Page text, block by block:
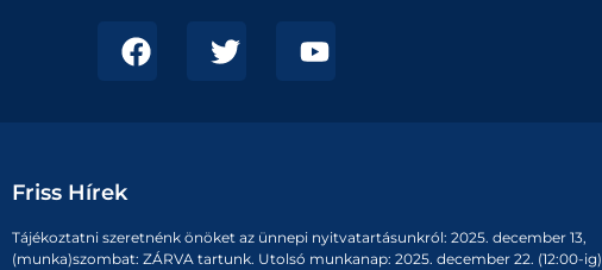
Friss Hírek
Tájékoztatni szeretnénk önöket az ünnepi nyitvatartásunkról: 2025. december 13,
(munka)szombat: ZÁRVA tartunk. Utolsó munkanap: 2025. december 22. (12:00-ig)